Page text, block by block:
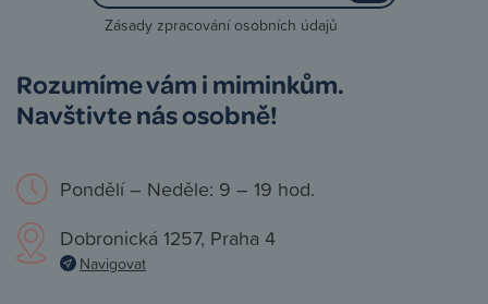
Zásady zpracování osobních údajů
Rozumíme vám i miminkům.
Navštivte nás osobně!
Pondělí – Neděle: 9 – 19 hod.
Dobronická 1257, Praha 4
Navigovat